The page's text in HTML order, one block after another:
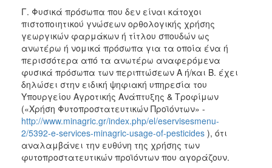
Γ. Φυσικά πρόσωπα που δεν είναι κάτοχοι
πιστοποιητικού γνώσεων ορθολογικής χρήσης
γεωργικών φαρμάκων ή τίτλου σπουδών ως
ανωτέρω ή νομικά πρόσωπα για τα οποία ένα ή
περισσότερα από τα ανωτέρω αναφερόμενα
φυσικά πρόσωπα των περιπτώσεων Α ή/και Β. έχει
δηλώσει στην ειδική ψηφιακή υπηρεσία του
Υπουργείου Αγροτικής Ανάπτυξης & Τροφίμων
(«Χρήση Φυτοπροστατευτικών Προϊόντων» -
http://www.minagric.gr/index.php/el/eservisesmenu-
2/5392-e-services-minagric-usage-of-pesticides ), ότι
αναλαμβάνει την ευθύνη της χρήσης των
φυτοπροστατευτικών προϊόντων που αγοράζουν.